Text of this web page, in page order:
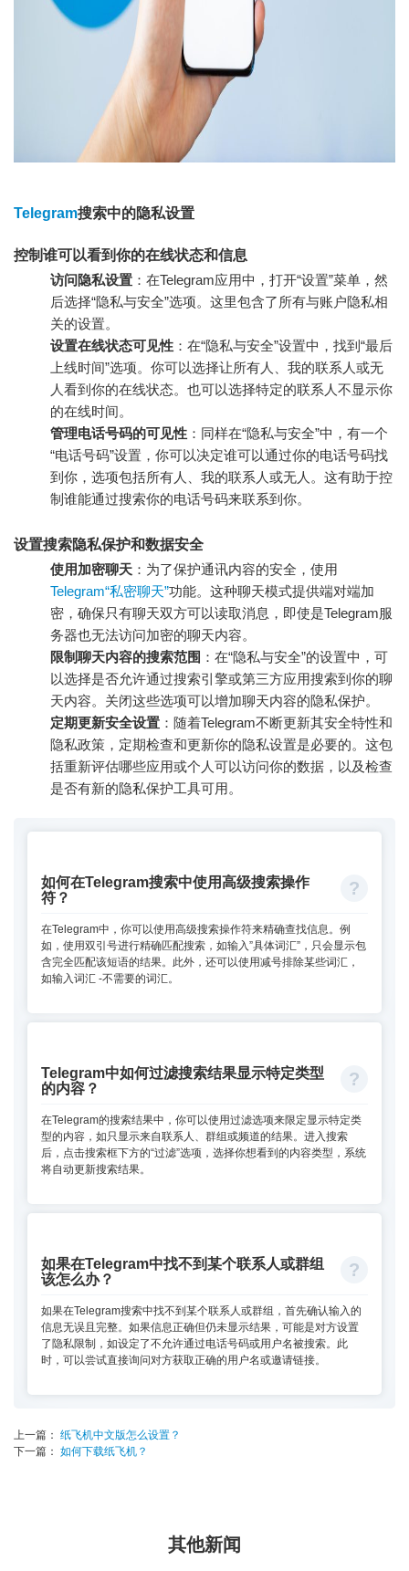
Telegram搜索中的隐私设置
控制谁可以看到你的在线状态和信息
访问隐私设置 ：在Telegram应用中，打开“设置”菜单，然
后选择“隐私与安全”选项。这里包含了所有与账户隐私相
关的设置。
设置在线状态可见性 ：在“隐私与安全”设置中，找到“最后
上线时间”选项。你可以选择让所有人、我的联系人或无
人看到你的在线状态。也可以选择特定的联系人不显示你
的在线时间。
管理电话号码的可见性 ：同样在“隐私与安全”中，有一个
“电话号码”设置，你可以决定谁可以通过你的电话号码找
到你，选项包括所有人、我的联系人或无人。这有助于控
制谁能通过搜索你的电话号码来联系到你。
设置搜索隐私保护和数据安全
使用加密聊天 ：为了保护通讯内容的安全，使用
Telegram“私密聊天”功能。这种聊天模式提供端对端加
密，确保只有聊天双方可以读取消息，即使是Telegram服
务器也无法访问加密的聊天内容。
限制聊天内容的搜索范围 ：在“隐私与安全”的设置中，可
以选择是否允许通过搜索引擎或第三方应用搜索到你的聊
天内容。关闭这些选项可以增加聊天内容的隐私保护。
定期更新安全设置 ：随着Telegram不断更新其安全特性和
隐私政策，定期检查和更新你的隐私设置是必要的。这包
括重新评估哪些应用或个人可以访问你的数据，以及检查
是否有新的隐私保护工具可用。
如何在Telegram搜索中使用高级搜索操作
符？
在Telegram中，你可以使用高级搜索操作符来精确查找信息。例
如，使用双引号进行精确匹配搜索，如输入”具体词汇”，只会显示包
含完全匹配该短语的结果。此外，还可以使用减号排除某些词汇，
如输入词汇 -不需要的词汇。
Telegram中如何过滤搜索结果显示特定类型
的内容？
在Telegram的搜索结果中，你可以使用过滤选项来限定显示特定类
型的内容，如只显示来自联系人、群组或频道的结果。进入搜索
后，点击搜索框下方的“过滤”选项，选择你想看到的内容类型，系统
将自动更新搜索结果。
如果在Telegram中找不到某个联系人或群组
该怎么办？
如果在Telegram搜索中找不到某个联系人或群组，首先确认输入的
信息无误且完整。如果信息正确但仍未显示结果，可能是对方设置
了隐私限制，如设定了不允许通过电话号码或用户名被搜索。此
时，可以尝试直接询问对方获取正确的用户名或邀请链接。
上一篇： 纸飞机中文版怎么设置？
下一篇： 如何下载纸飞机？
其他新闻